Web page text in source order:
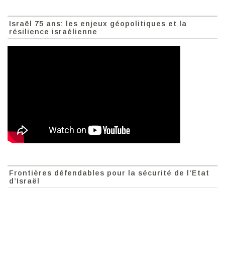
Israël 75 ans: les enjeux géopolitiques et la
résilience israélienne
Frontières défendables pour la sécurité de l’Etat
d’Israël